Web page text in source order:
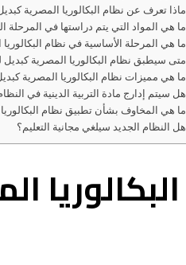
ماذا تعرف عن نظام البكالوريا المصرية كبديل
ما هي المواد التي يتم دراستها في المرحلة
ما هي المرحلة الأساسية في نظام البكالوريا
متى سيطبق نظام البكالوريا المصرية كبديل
ما هي مميزات نظام البكالوريا المصرية كبديل
هل سيتم إدارج مادة التربية الدينية في
ما هي المخاوف بشأن تطبيق نظام البكالوريا
هل النظام الجديد سيلغي مجانية التعليم؟
البكالوريا